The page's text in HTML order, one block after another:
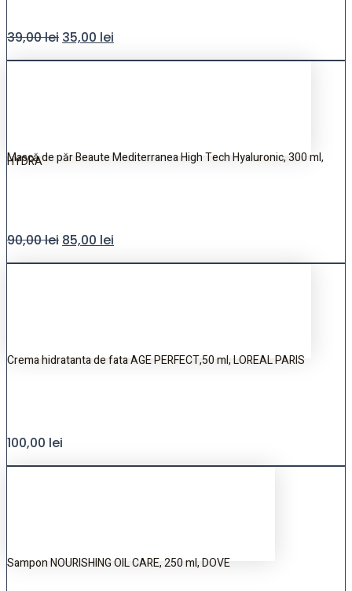
39,00lei 35,00 lei
Mască de păr Beaute Mediterranea High Tech Hyaluronic, 300 ml,
HYDRA
90,00lei 85,00 lei
Crema hidratanta de fata AGE PERFECT,50 ml, LOREAL PARIS
100,00 lei
Sampon NOURISHING OIL CARE, 250 ml, DOVE